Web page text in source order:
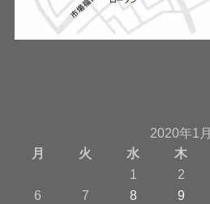
2020年1月
月
火 水 木
1
2
6
7 8 9